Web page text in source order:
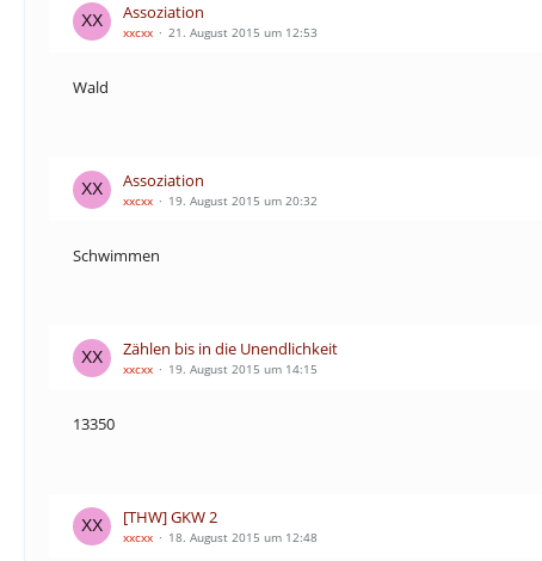
Assoziation
xxcxx 21. August 2015 um 12:53
Wald
Assoziation
xxcxx 19. August 2015 um 20:32
Schwimmen
Zählen bis in die Unendlichkeit
xxcxx 19. August 2015 um 14:15
13350
[THW] GKW 2
xxcxx 18. August 2015 um 12:48